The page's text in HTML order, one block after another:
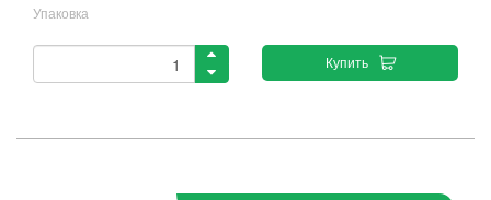
Упаковка
Купить